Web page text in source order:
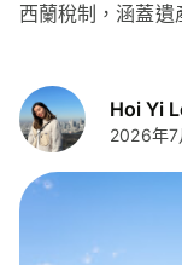
西蘭稅制，涵蓋遺
Hoi Yi
2026年7